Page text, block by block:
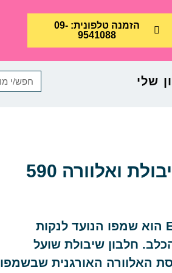
הזמנה טלפונית: 09-
9541088
שלי
אספריי שמפו לכלב שיבולת ואלוורה 590
שמפו Aloe Oatbath של Espree הוא שמפו הנועד לנקות
חלבון שיבולת שועל
האלוורה האורגנית שבשמפו